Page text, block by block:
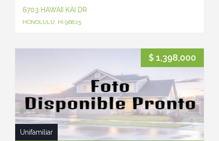
6703 HAWAII KAI DR
HONOLULU, HI 96825
$ 1,398,000
Unifamiliar